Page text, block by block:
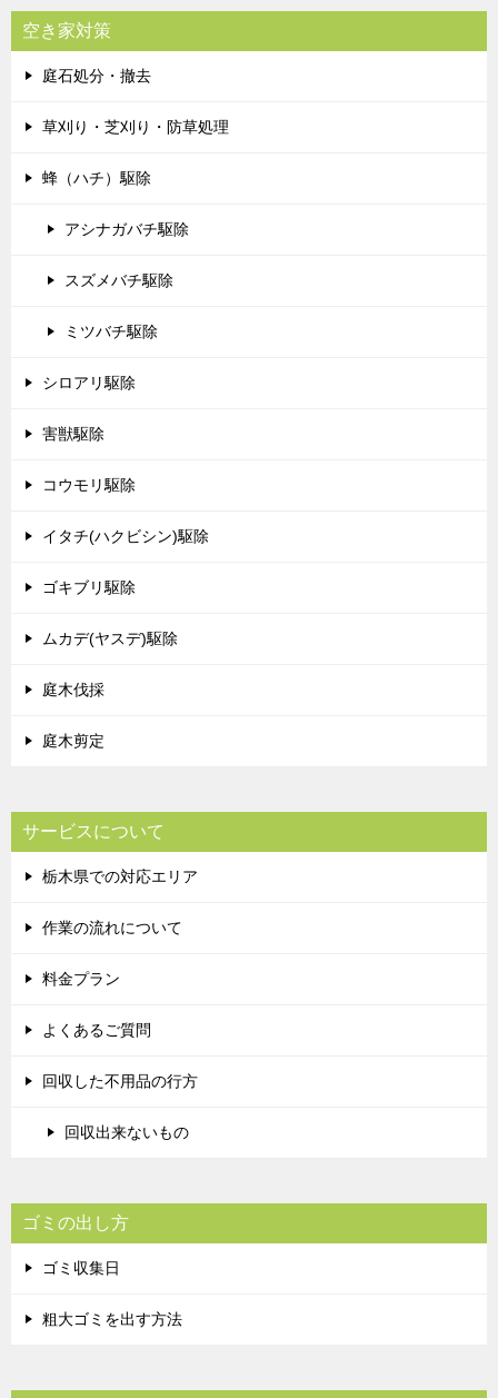
空き家対策
庭石処分・撤去
草刈り・芝刈り・防草処理
蜂（ハチ）駆除
アシナガバチ駆除
スズメバチ駆除
ミツバチ駆除
シロアリ駆除
害獣駆除
コウモリ駆除
イタチ(ハクビシン)駆除
ゴキブリ駆除
ムカデ(ヤスデ)駆除
庭木伐採
庭木剪定
サービスについて
栃木県での対応エリア
作業の流れについて
料金プラン
よくあるご質問
回収した不用品の行方
回収出来ないもの
ゴミの出し方
ゴミ収集日
粗大ゴミを出す方法